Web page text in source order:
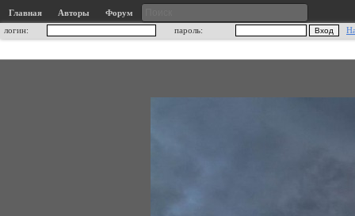
Главная Авторы
Форум
логин:
пароль: